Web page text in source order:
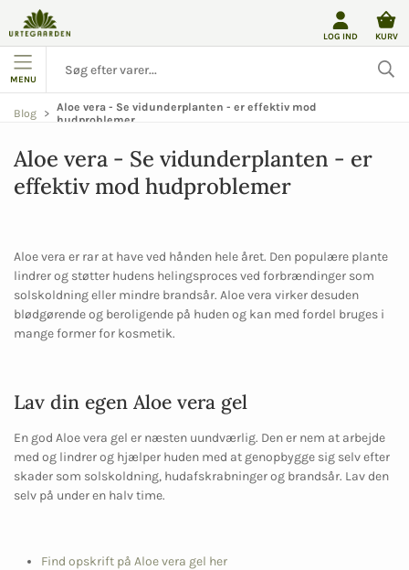
LOG IND KURV
MENU
Blog
Aloe vera - Se vidunderplanten - er effektiv mod
hudproblemer
Aloe vera - Se vidunderplanten - er
effektiv mod hudproblemer
Aloe vera er rar at have ved hånden hele året. Den populære plante
lindrer og støtter hudens helingsproces ved forbrændinger som
solskoldning eller mindre brandsår. Aloe vera virker desuden
blødgørende og beroligende på huden og kan med fordel bruges i
mange former for kosmetik.
Lav din egen Aloe vera gel
En god Aloe vera gel er næsten uundværlig. Den er nem at arbejde
med og lindrer og hjælper huden med at genopbygge sig selv efter
skader som solskoldning, hudafskrabninger og brandsår. Lav den
selv på under en halv time.
Find opskrift på Aloe vera gel her